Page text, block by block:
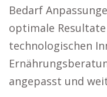
Bedarf
optimale
technologischen
angepasst und